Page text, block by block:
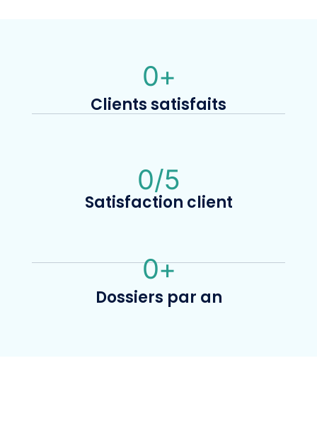
Clients satisfaits
0+
Satisfaction client
0/5
Dossiers par an
0+